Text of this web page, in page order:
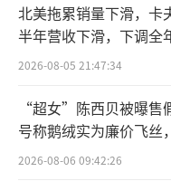
生长缓慢，任何
甚至永久性损伤。
在铺天盖地
快速删除了与《
公众道歉。
北美拖累销量下滑，卡
半年营收下滑，下调全
2026-08-05 21:47:34
“超女”陈西贝被曝售
号称鹅绒实为廉价飞丝
百万元
2026-08-06 09:42:26